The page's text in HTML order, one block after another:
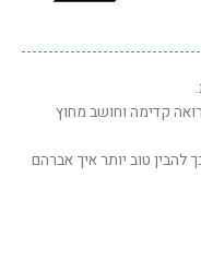
קדימה וחושב מחוץ
טוב יותר איך אברהם